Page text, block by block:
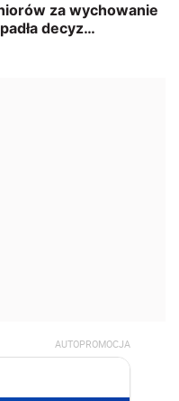
AUTOPROMOCJA